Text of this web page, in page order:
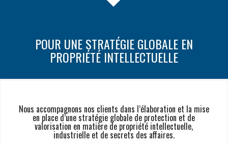
POUR UNE STRATÉGIE GLOBALE EN
PROPRIÉTÉ INTELLECTUELLE
Nous accompagnons nos clients dans l’élaboration et la mise
en place d’une stratégie globale de protection et de
valorisation en matière de propriété intellectuelle,
industrielle et de secrets des affaires.